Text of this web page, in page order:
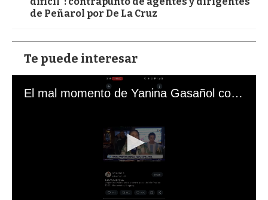
de Peñarol por De La Cruz
Te puede interesar
El mal momento de Yanina Gasañol con un hincha argentino en "Subrayado"